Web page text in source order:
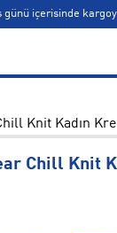
özel vade farksız
günü içerisinde
özel vade farksız
Chill Knit